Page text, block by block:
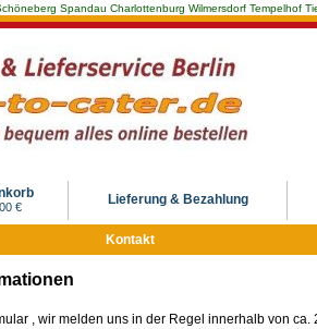
Spandau Charlottenburg Wilmersdorf Tempelhof
€ Lieferung & Bezahlung
Kontakt
, wir melden uns in der Regel innerhalb von ca.